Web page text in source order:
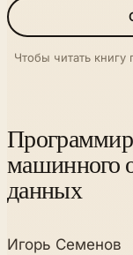
Чтобы читать книгу
машинного
данных
Игорь Семенов